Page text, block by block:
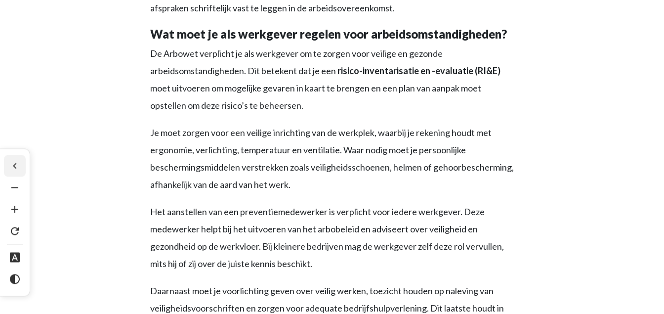
afspraken schriftelijk vast te leggen in de arbeidsovereenkomst.
Wat moet je als werkgever regelen voor arbeidsomstandigheden?
De Arbowet verplicht je als werkgever om te zorgen voor veilige en gezonde
arbeidsomstandigheden. Dit betekent dat je een risico-inventarisatie en -evaluatie (RI&E)
moet uitvoeren om mogelijke gevaren in kaart te brengen en een plan van aanpak moet
opstellen om deze risico’s te beheersen.
Je moet zorgen voor een veilige inrichting van de werkplek, waarbij je rekening houdt met
ergonomie, verlichting, temperatuur en ventilatie. Waar nodig moet je persoonlijke
beschermingsmiddelen verstrekken zoals veiligheidsschoenen, helmen of gehoorbescherming,
afhankelijk van de aard van het werk.
Het aanstellen van een preventiemedewerker is verplicht voor iedere werkgever. Deze
medewerker helpt bij het uitvoeren van het arbobeleid en adviseert over veiligheid en
gezondheid op de werkvloer. Bij kleinere bedrijven mag de werkgever zelf deze rol vervullen,
mits hij of zij over de juiste kennis beschikt.
Daarnaast moet je voorlichting geven over veilig werken, toezicht houden op naleving van
veiligheidsvoorschriften en zorgen voor adequate bedrijfshulpverlening. Dit laatste houdt in